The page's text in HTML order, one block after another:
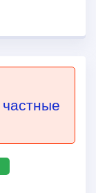
частные